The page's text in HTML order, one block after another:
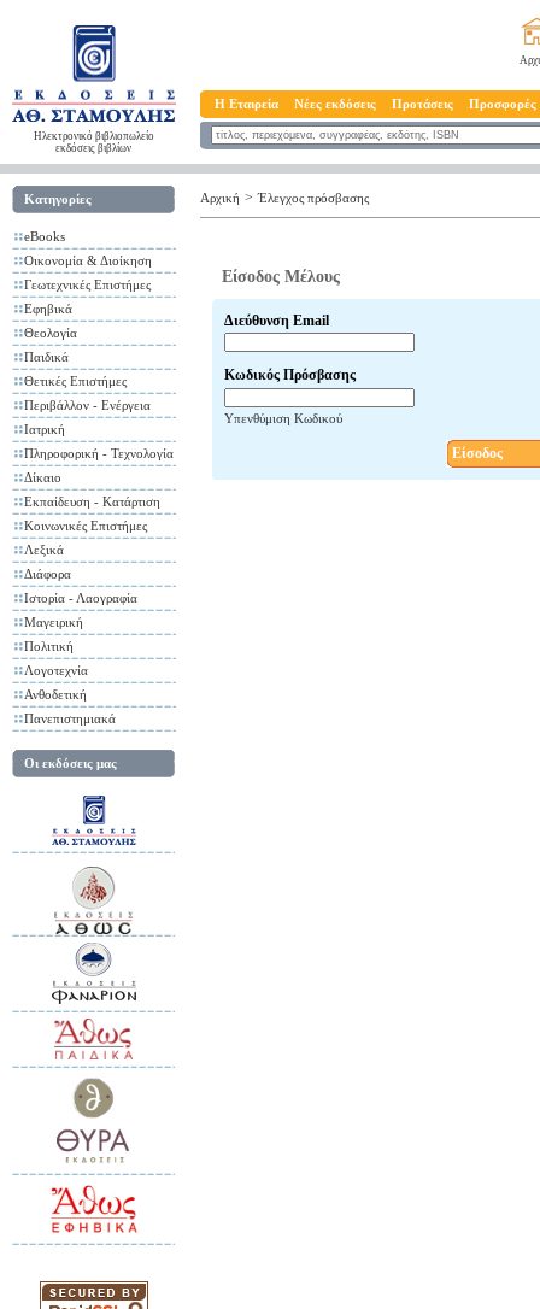
Ηλεκτρονικό βιβλιοπωλείο
εκδόσεις βιβλίων
Η Εταιρεία Νέες εκδόσεις Προτάσεις Προσφορές
Κατηγορίες
eBooks
Οικονομία & Διοίκηση
Γεωτεχνικές Επιστήμες
Εφηβικά
Θεολογία
Παιδικά
Θετικές Επιστήμες
Περιβάλλον - Ενέργεια
Ιατρική
Πληροφορική - Τεχνολογία
Δίκαιο
Εκπαίδευση - Κατάρτιση
Κοινωνικές Επιστήμες
Λεξικά
Διάφορα
Ιστορία - Λαογραφία
Μαγειρική
Πολιτική
Λογοτεχνία
Ανθοδετική
Πανεπιστημιακά
Οι εκδόσεις μας
Αρχική > Έλεγχος πρόσβασης
Είσοδος Μέλους
Διεύθυνση Email
Κωδικός Πρόσβασης
Υπενθύμιση Κωδικού
Είσοδος